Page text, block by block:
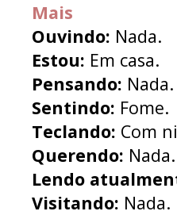
Mais
Ouvindo: Nada.
Estou: Em casa.
Pensando: Nada.
Sentindo: Fome.
Teclando: Com
Querendo: Nada.
Lendo
Visitando: Nada.